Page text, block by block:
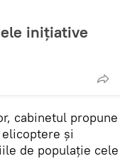
inițiative
cabinetul propune
şi
de populaţie cele